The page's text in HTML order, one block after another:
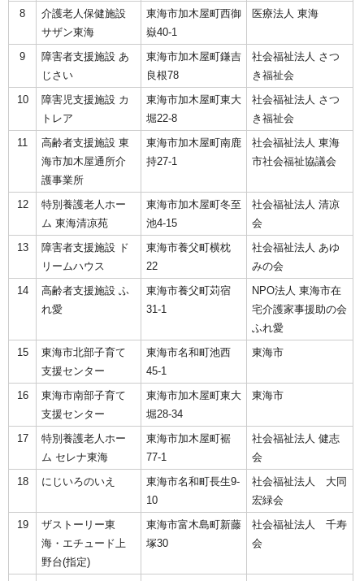
8
介護老人保健施設
サザン東海
東海市加木屋町西御
嶽40-1
医療法人 東海
9
障害者支援施設 あ
じさい
東海市加木屋町鎌吉
良根78
社会福祉法人 さつ
き福祉会
10
障害児支援施設 カ
トレア
東海市加木屋町東大
堀22-8
社会福祉法人 さつ
き福祉会
11
高齢者支援施設 東
海市加木屋通所介
護事業所
東海市加木屋町南鹿
持27-1
社会福祉法人 東海
市社会福祉協議会
12
特別養護老人ホー
ム 東海清凉苑
東海市加木屋町冬至
池4-15
社会福祉法人 清凉
会
13
障害者支援施設 ド
リームハウス
東海市養父町横枕
22
社会福祉法人 あゆ
みの会
14
高齢者支援施設 ふ
れ愛
東海市養父町苅宿
31-1
NPO法人 東海市在
宅介護家事援助の会
ふれ愛
15
東海市北部子育て
支援センター
東海市名和町池西
45-1
東海市
16
東海市南部子育て
支援センター
東海市加木屋町東大
堀28-34
東海市
17
特別養護老人ホー
ム セレナ東海
東海市加木屋町裾
77-1
社会福祉法人 健志
会
18
にじいろのいえ
東海市名和町長生9-
10
社会福祉法人 大同
宏緑会
19
ザストーリー東
海・エチュード上
野台(指定)
東海市富木島町新藤
塚30
社会福祉法人 千寿
会